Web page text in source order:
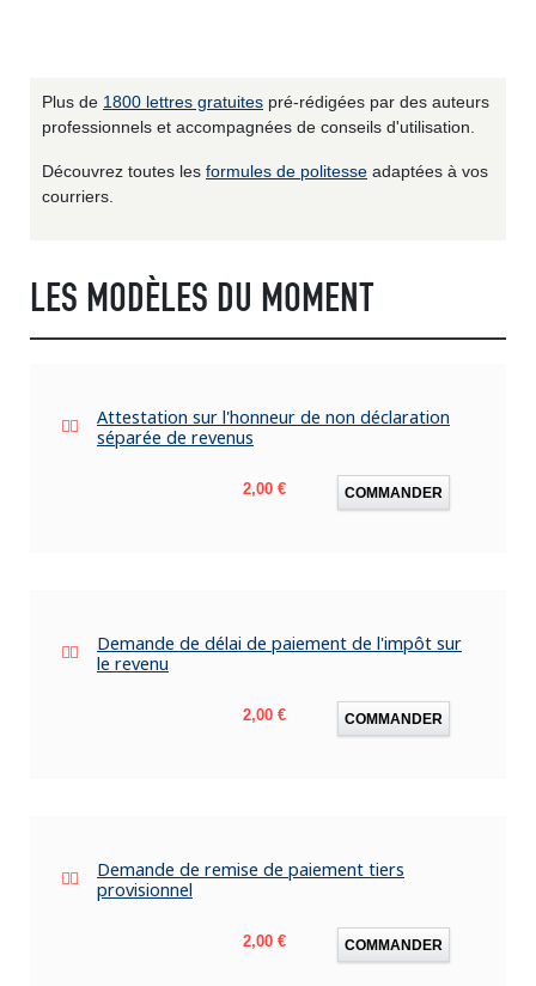
Plus de 1800 lettres gratuites pré-rédigées par des auteurs
professionnels et accompagnées de conseils d'utilisation.
Découvrez toutes les formules de politesse adaptées à vos
courriers.
LES MODÈLES DU MOMENT
Attestation sur l'honneur de non déclaration
séparée de revenus
Prix
2,00 € COMMANDER
Demande de délai de paiement de l'impôt sur
le revenu
Prix
2,00 € COMMANDER
Demande de remise de paiement tiers
provisionnel
Prix
2,00 € COMMANDER